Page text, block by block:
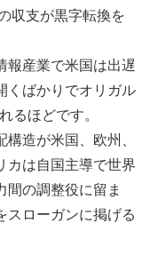
収支が黒字転換を
報産業で米国は出遅
くばかりでオリガル
るほどです。
造が米国、欧州、
カは自国主導で世界
間の調整役に留ま
スローガンに掲げる